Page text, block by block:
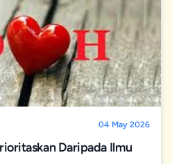
04 May 2026
Daripada Ilmu